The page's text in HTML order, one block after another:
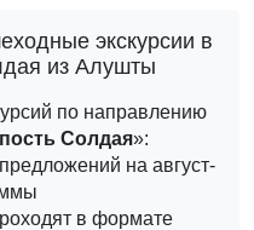
экскурсии в
из Алушты
по направлению
Солдая»:
на август-
в формате